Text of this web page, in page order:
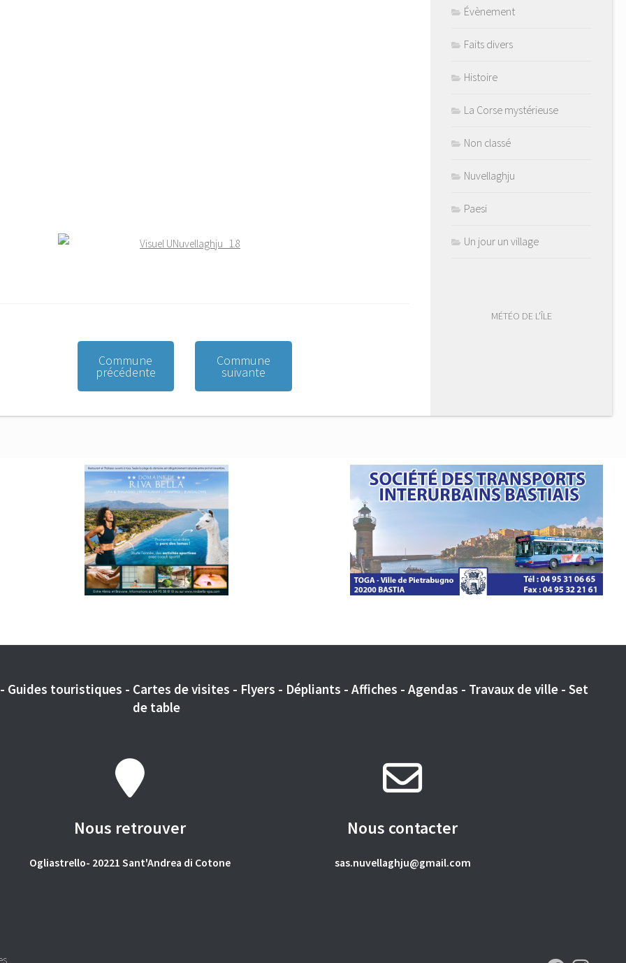
Commune
précédente
Commune
suivante
Évènement
Faits divers
Histoire
La Corse mystérieuse
Non classé
Nuvellaghju
Paesi
Un jour un village
MÉTÉO DE L'ÎLE
touristiques - Cartes de visites - Flyers - Dépliants - Affiches - Agendas - Travaux de ville - Set
de table
Nous retrouver
Ogliastrello- 20221 Sant'Andrea di Cotone
Nous contacter
sas.nuvellaghju@gmail.com